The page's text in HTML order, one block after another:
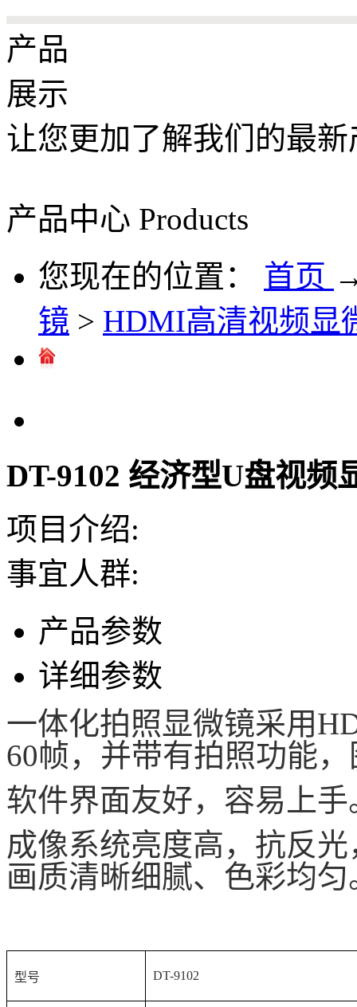
产品
展示
让您更加了解我们的最新
产品中心 Products
您现在的位置：
首页
镜 > HDMI高清视频显
DT-9102 经济型U盘视频
项目介绍:
事宜人群:
产品参数
详细参数
一体化拍照显微镜采用
60帧，并带有拍照功能
软件界面友好，容易上手
成像系统亮度高，抗反
画质清晰细腻、色彩均匀
型号 DT-9102